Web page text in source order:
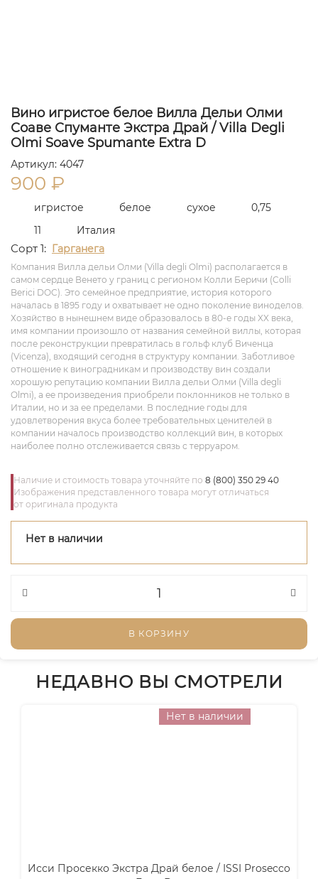
Вино игристое белое Вилла Дельи Олми
Соаве Спуманте Экстра Драй / Villa Degli
Olmi Soave Spumante Extra D
Артикул: 4047
900 ₽
игристое белое сухое
0,75
11
Италия
Сорт 1: Гарганега
Компания Вилла дельи Олми (Villa degli Olmi) располагается в
самом сердце Венето у границ с регионом Колли Беричи (Colli
Berici DOC). Это семейное предприятие, история которого
началась в 1895 году и охватывает не одно поколение виноделов.
Хозяйство в нынешнем виде образовалось в 80-е годы XX века,
имя компании произошло от названия семейной виллы, которая
после реконструкции превратилась в гольф клуб Виченца
(Vicenza), входящий сегодня в структуру компании. Заботливое
отношение к виноградникам и производству вин создали
хорошую репутацию компании Вилла дельи Олми (Villa degli
Olmi), а ее произведения приобрели поклонников не только в
Италии, но и за ее пределами. В последние годы для
удовлетворения вкуса более требовательных ценителей в
компании началось производство коллекций вин, в которых
наиболее полно отслеживается связь с терруаром.
Наличие и стоимость товара уточняйте по 8 (800) 350 29 40
Изображения представленного товара могут отличаться
от оригинала продукта
Нет в наличии
В КОРЗИНУ
НЕДАВНО ВЫ СМОТРЕЛИ
Нет в наличии
Исси Просекко Экстра Драй белое / ISSI Prosecco